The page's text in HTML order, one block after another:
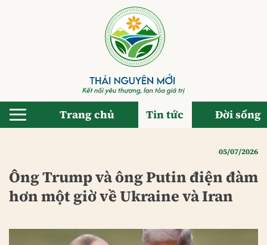
Trang chủ Tin tức Đời sống
05/07/2026
Ông Trump và ông Putin điện đàm
hơn một giờ về Ukraine và Iran